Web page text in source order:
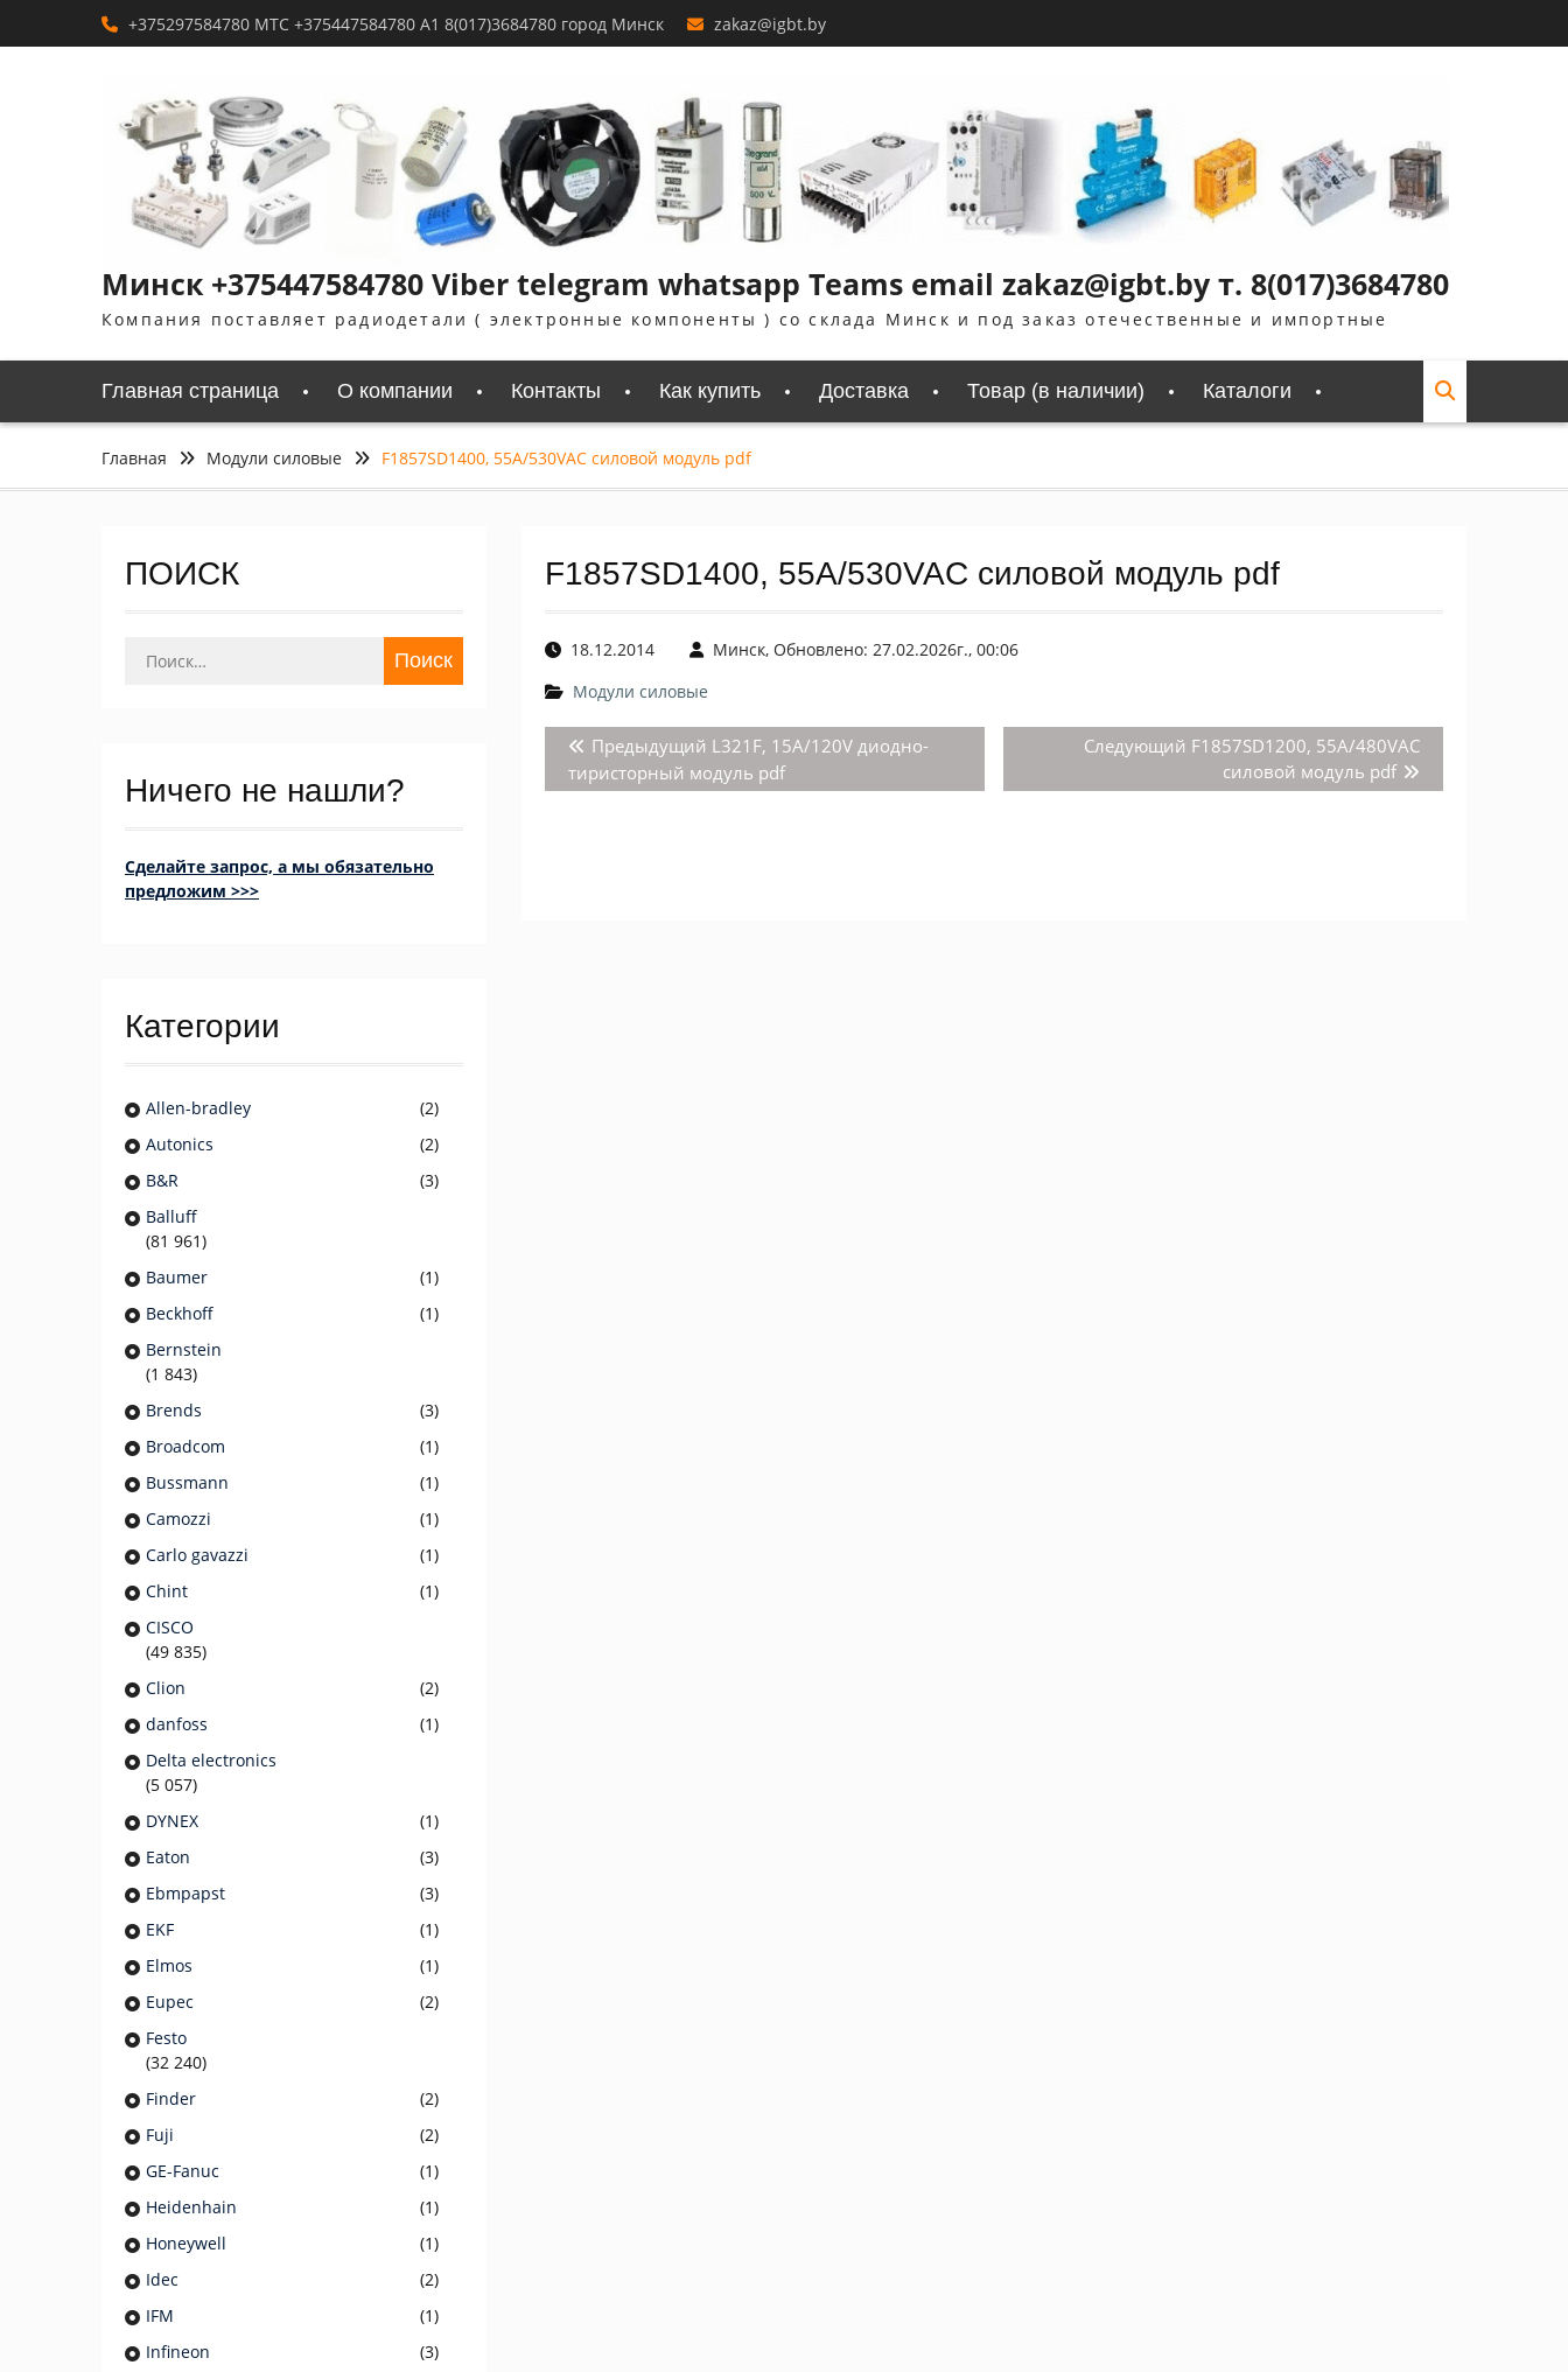
+375297584780 MTC +375447584780 A1 8(017)3684780 город Минск zakaz@igbt.by
Минск +375447584780 Viber telegram whatsapp Teams email zakaz@igbt.by т. 8(017)3684780
Компания поставляет радиодетали ( электронные компоненты ) со склада Минск и под заказ отечественные и импортные
Главная страница О компании Контакты Как купить Доставка Товар (в наличии) Каталоги
Главная Модули силовые F1857SD1400, 55A/530VAC силовой модуль pdf
F1857SD1400, 55A/530VAC силовой модуль pdf
18.12.2014
Минск, Обновлено: 27.02.2026г., 00:06
Модули силовые
Навигация
по
Предыдущий Предыдущая
запись:
L321F, 15А/120V диодно-
тиристорный модуль pdf
Следующий Следующая
запись:
F1857SD1200, 55A/480VAC
силовой модуль pdf
ПОИСК
Ничего не нашли?
Сделайте запрос, а мы обязательно
предложим >>>
Категории
Allen-bradley
(2)
Autonics
(2)
B&R
(3)
Balluff
(81 961)
Baumer
(1)
Beckhoff
(1)
Bernstein
(1 843)
Brends
(3)
Broadcom
(1)
Bussmann
(1)
Camozzi
(1)
Carlo gavazzi
(1)
Chint
(1)
CISCO
(49 835)
Clion
(2)
danfoss
(1)
Delta electronics
(5 057)
DYNEX
(1)
Eaton
(3)
Ebmpapst
(3)
EKF
(1)
Elmos
(1)
Eupec
(2)
Festo
(32 240)
Finder
(2)
Fuji
(2)
GE-Fanuc
(1)
Heidenhain
(1)
Honeywell
(1)
Idec
(2)
IFM
(1)
Infineon
(3)